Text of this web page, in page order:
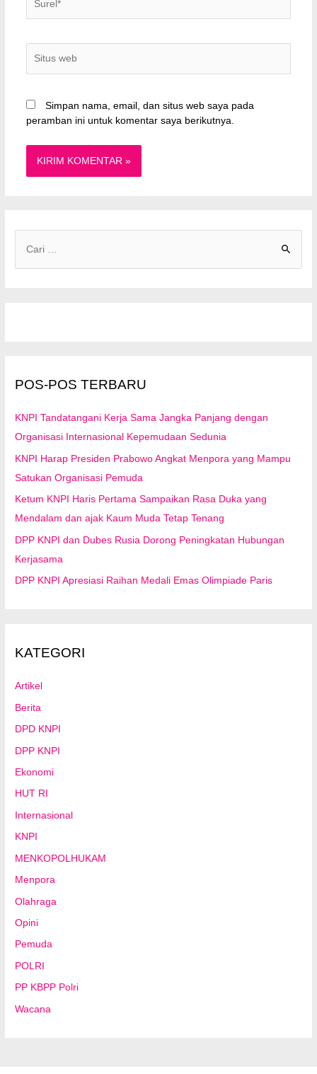
web
Simpan nama, email, dan situs web saya pada
peramban ini untuk komentar saya berikutnya.
kPOS-POS TERBARU
KNPI Tandatangani Kerja Sama Jangka Panjang dengan
Organisasi Internasional Kepemudaan Sedunia
KNPI Harap Presiden Prabowo Angkat Menpora yang Mampu
Satukan Organisasi Pemuda
Ketum KNPI Haris Pertama Sampaikan Rasa Duka yang
Mendalam dan ajak Kaum Muda Tetap Tenang
DPP KNPI dan Dubes Rusia Dorong Peningkatan Hubungan
Kerjasama
DPP KNPI Apresiasi Raihan Medali Emas Olimpiade Paris
KATEGORI
Artikel
Berita
DPD KNPI
DPP KNPI
Ekonomi
HUT RI
Internasional
KNPI
MENKOPOLHUKAM
Menpora
Olahraga
Opini
Pemuda
POLRI
PP KBPP Polri
Wacana